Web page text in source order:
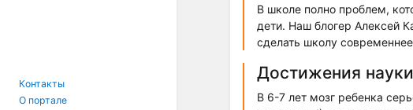
Контакты
О портале
В школе полно проблем,
дети. Наш блогер Алексей
сделать школу
Достижения
В 6-7 лет мозг ребенка